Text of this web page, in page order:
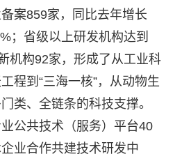
案859家，同比去年增长
；省级以上研发机构达到
机构92家，形成了从工业科
程到“三海一核”，从动物生
类、全链条的科技支撑。
公共技术（服务）平台40
业合作共建技术研发中